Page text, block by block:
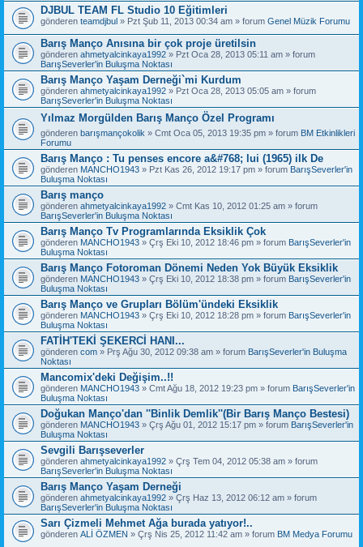
DJBUL TEAM FL Studio 10 Eğitimleri
gönderen teamdjbul » Pzt Şub 11, 2013 00:34 am » forum Genel Müzik Forumu
Barış Manço Anısına bir çok proje üretilsin
gönderen ahmetyalcinkaya1992 » Pzt Oca 28, 2013 05:11 am » forum
BarışSeverler'in Buluşma Noktası
Barış Manço Yaşam Derneği`mi Kurdum
gönderen ahmetyalcinkaya1992 » Pzt Oca 28, 2013 05:05 am » forum
BarışSeverler'in Buluşma Noktası
Yılmaz Morgülden Barış Manço Özel Programı
gönderen barışmançokolik » Cmt Oca 05, 2013 19:35 pm » forum BM Etkinlikleri
Forumu
Barış Manço : Tu penses encore a&#768; lui (1965) ilk De
gönderen MANCHO1943 » Pzt Kas 26, 2012 19:17 pm » forum BarışSeverler'in
Buluşma Noktası
Barış manço
gönderen ahmetyalcinkaya1992 » Cmt Kas 10, 2012 01:25 am » forum
BarışSeverler'in Buluşma Noktası
Barış Manço Tv Programlarında Eksiklik Çok
gönderen MANCHO1943 » Çrş Eki 10, 2012 18:46 pm » forum BarışSeverler'in
Buluşma Noktası
Barış Manço Fotoroman Dönemi Neden Yok Büyük Eksiklik
gönderen MANCHO1943 » Çrş Eki 10, 2012 18:38 pm » forum BarışSeverler'in
Buluşma Noktası
Barış Manço ve Grupları Bölüm'ündeki Eksiklik
gönderen MANCHO1943 » Çrş Eki 10, 2012 18:28 pm » forum BarışSeverler'in
Buluşma Noktası
FATİH'TEKİ ŞEKERCİ HANI...
gönderen com » Prş Ağu 30, 2012 09:38 am » forum BarışSeverler'in Buluşma
Noktası
Mancomix'deki Değişim..!!
gönderen MANCHO1943 » Cmt Ağu 18, 2012 19:23 pm » forum BarışSeverler'in
Buluşma Noktası
Doğukan Manço'dan ''Binlik Demlik''(Bir Barış Manço Bestesi)
gönderen MANCHO1943 » Çrş Ağu 01, 2012 15:17 pm » forum BarışSeverler'in
Buluşma Noktası
Sevgili Barışseverler
gönderen ahmetyalcinkaya1992 » Çrş Tem 04, 2012 05:38 am » forum
BarışSeverler'in Buluşma Noktası
Barış Manço Yaşam Derneği
gönderen ahmetyalcinkaya1992 » Çrş Haz 13, 2012 06:12 am » forum
BarışSeverler'in Buluşma Noktası
Sarı Çizmeli Mehmet Ağa burada yatıyor!..
gönderen ALİ ÖZMEN » Çrş Nis 25, 2012 11:42 am » forum BM Medya Forumu